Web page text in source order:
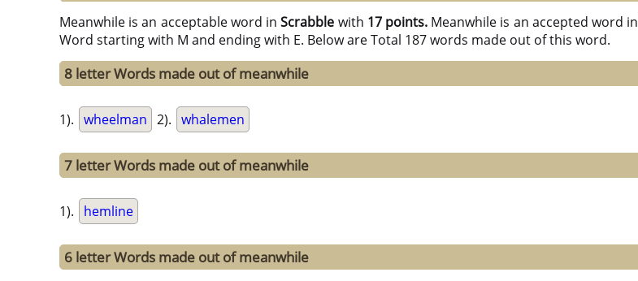
Meanwhile is an acceptable word inScrabble with 17 points. Meanwhile is an accepted word in
Word starting with M and ending with E. Below are Total 187 words made out of this word.
8 letter Words made out of meanwhile
1). wheelman 2). whalemen
7 letter Words made out of meanwhile
1). hemline
6 letter Words made out of meanwhile